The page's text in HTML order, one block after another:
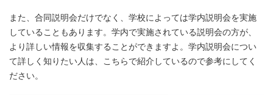
また、合同説明会だけでなく、学校によっては学内説明会を実施
していることもあります。学内で実施されている説明会の方が、
より詳しい情報を収集することができますよ。学内説明会につい
て詳しく知りたい人は、こちらで紹介しているので参考にしてく
ださい。